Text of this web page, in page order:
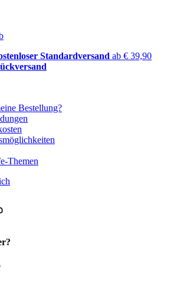
Standardversand ab € 39,90
Bestellung?
Themen